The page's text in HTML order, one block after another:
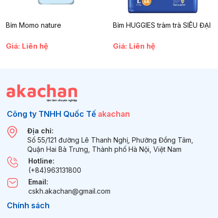
Bỉm Momo nature
Giá: Liên hệ
Bỉm HUGGIES tràm trà SIÊU ĐẠI
Giá: Liên hệ
Công ty TNHH Quốc Tế akachan
Địa chỉ:
Số 55/121 đường Lê Thanh Nghị, Phường Đồng Tâm,
Quận Hai Bà Trưng, Thành phố Hà Nội, Việt Nam
Hotline:
(+84)963131800
Email:
cskh.akachan@gmail.com
Chính sách